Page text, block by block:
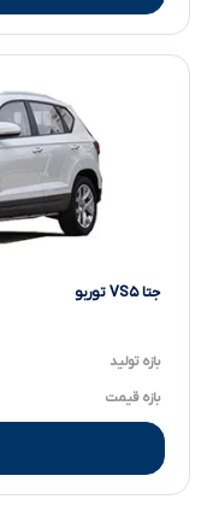
جتا VS۵ توربو
بازه تولید
بازه قیمت